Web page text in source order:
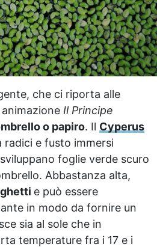
che ci riporta alle
Il Principe
o papiro. Il Cyperus
radici e fusto immersi
sviluppano foglie verde scuro
Abbastanza alta,
e può essere
in modo da fornire un
sia al sole che in
temperature fra i 17 e i